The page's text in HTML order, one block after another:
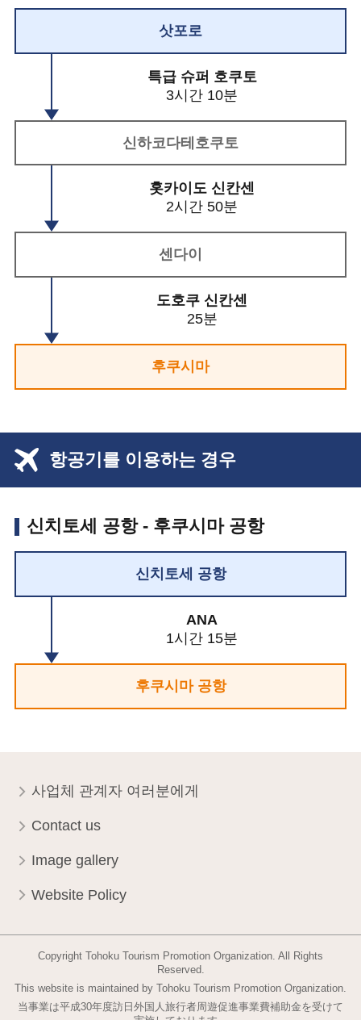
삿포로
특급 슈퍼 호쿠토
3시간 10분
신하코다테호쿠토
홋카이도 신칸센
2시간 50분
센다이
도호쿠 신칸센
25분
후쿠시마
항공기를 이용하는 경우
신치토세 공항 - 후쿠시마 공항
신치토세 공항
ANA
1시간 15분
후쿠시마 공항
사업체 관계자 여러분에게
Contact us
Image gallery
Website Policy
Copyright Tohoku Tourism Promotion Organization. All Rights
Reserved.
This website is maintained by Tohoku Tourism Promotion Organization.
当事業は平成30年度訪日外国人旅行者周遊促進事業費補助金を受けて